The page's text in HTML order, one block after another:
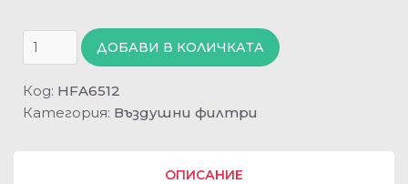
ДОБАВИ В КОЛИЧКАТА
Код: HFA6512
Категория: Въздушни филтри
ОПИСАНИЕ